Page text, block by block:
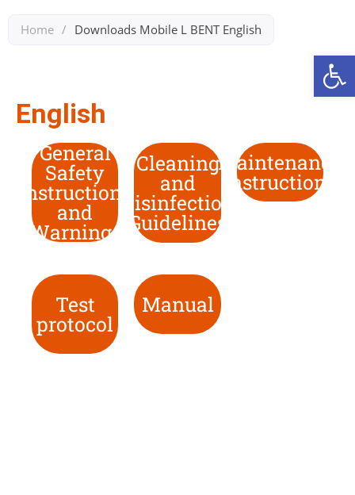
Home / Downloads Mobile L BENT English​
English
General
Safety
Instructions
and
Warnings
Cleaning
and
Disinfection
Guidelines
Maintenance
instructions
Test
protocol
Manual